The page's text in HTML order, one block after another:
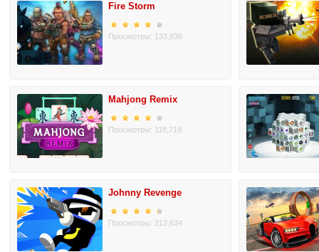
Fire Storm
Просмотры: 133,838
Mahjong Remix
Просмотры: 118,719
Johnny Revenge
Просмотры: 212,634